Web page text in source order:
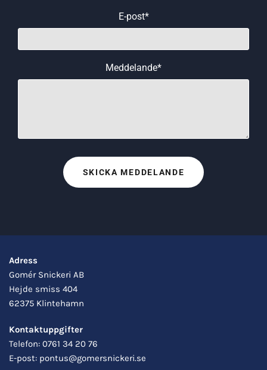
E-post*
Meddelande*
Adress
Gomér Snickeri AB
Hejde smiss 404
62375 Klintehamn
Kontaktuppgifter
Telefon: 0761 34 20 76
E-post: pontus@gomersnickeri.se